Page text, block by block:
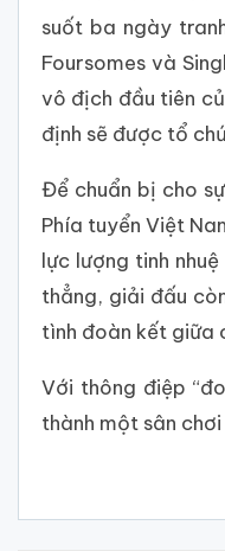
suốt ba ngày
Foursomes và
vô địch đầu tiên
định sẽ được tổ
Để chuẩn bị cho
Phía tuyển Việt
lực lượng tinh
thẳng, giải đấu
tình đoàn kết giữa
Với thông điệp
thành một sân